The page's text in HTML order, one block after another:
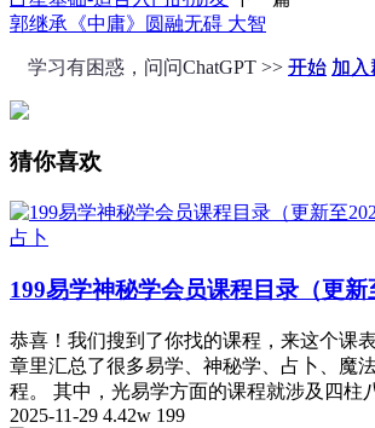
郭继承《中庸》圆融无碍 大智
学习有困惑，问问ChatGPT >> 开始 加入
猜你喜欢
占卜
199易学神秘学会员课程目录（更新
恭喜！我们搜到了你找的课程，来这个课
章里汇总了很多易学、神秘学、占卜、魔
程。 其中，光易学方面的课程就涉及四柱
2025-11-29 4.42w 199